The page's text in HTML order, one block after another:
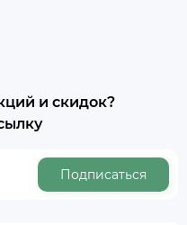
и скидок?
Подписаться